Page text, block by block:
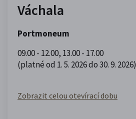
Váchala
Portmoneum
09.00 - 12.00, 13.00 - 17.00
(platné od 1. 5. 2026 do 30. 9. 2026)
Zobrazit celou otevírací dobu